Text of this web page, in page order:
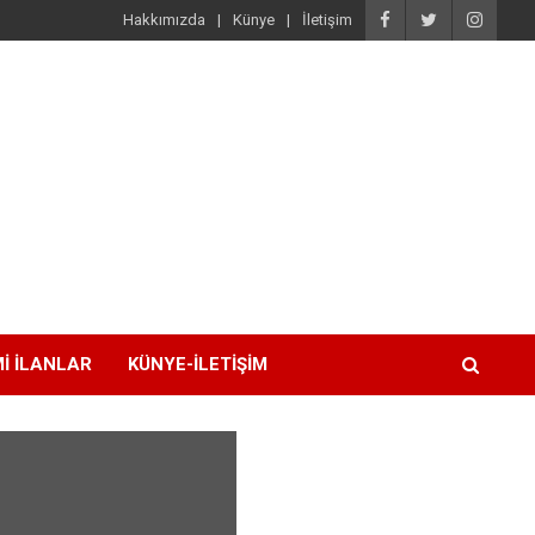
Hakkımızda Künye İletişim
İLANLAR KÜNYE-İLETIŞIM